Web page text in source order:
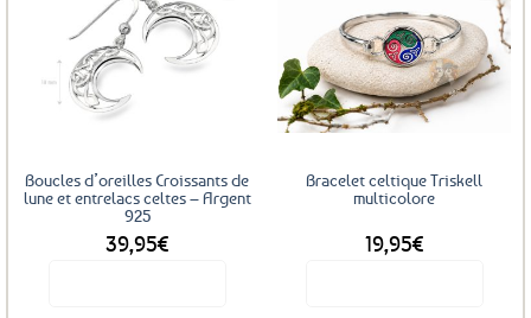
Ajouter
Boucles d’oreilles Croissants de
lune et entrelacs celtes – Argent
925
39,95€
Ajouter
aux
favoris
Bracelet celtique Triskell
multicolore
19,95€